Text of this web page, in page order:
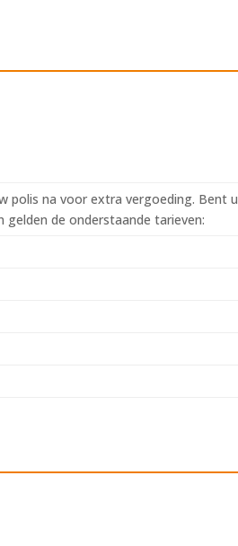
polis na voor extra vergoeding. Bent u
de onderstaande tarieven: